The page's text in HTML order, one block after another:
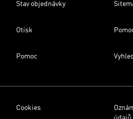
Stav objednávky
Otisk
Pomoc
Cookies